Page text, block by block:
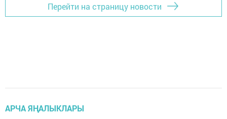
Перейти на страницу новости
АРЧА ЯҢАЛЫКЛАРЫ